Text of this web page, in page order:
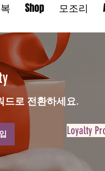
Shop 모조리
드로 전환하세요.
Loyalty